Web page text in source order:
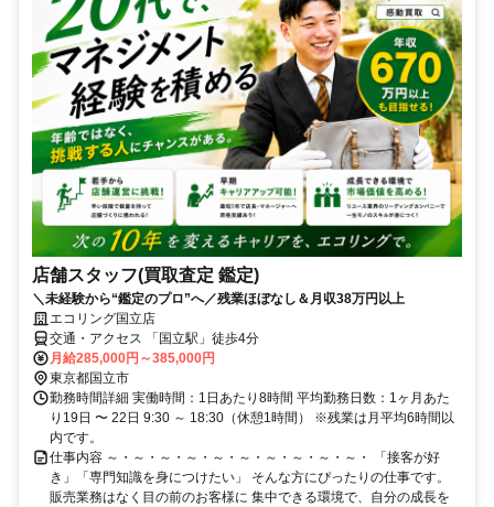
店舗スタッフ(買取査定 鑑定)
＼未経験から“鑑定のプロ”へ／残業ほぼなし＆月収38万円以上
エコリング国立店
交通・アクセス 「国立駅」徒歩4分
月給285,000円～385,000円
東京都国立市
勤務時間詳細 実働時間：1日あたり8時間 平均勤務日数：1ヶ月あた
り19日 〜 22日 9:30 ～ 18:30（休憩1時間） ※残業は月平均6時間以
内です。
仕事内容 ～・～・～・～・～・～・～・～・～・～・ 「接客が好
き」「専門知識を身につけたい」 そんな方にぴったりの仕事です。
販売業務はなく目の前のお客様に 集中できる環境で、自分の成長を